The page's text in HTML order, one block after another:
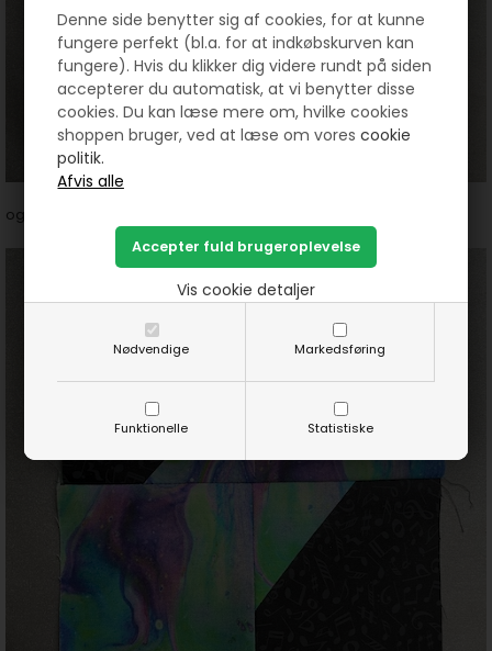
Denne side benytter sig af cookies, for at kunne
fungere perfekt (bl.a. for at indkøbskurven kan
fungere). Hvis du klikker dig videre rundt på siden
accepterer du automatisk, at vi benytter disse
cookies. Du kan læse mere om, hvilke cookies
shoppen bruger, ved at læse om vorescookie
politik.
Nødvendige Markedsføring
Funktionelle Statistiske
Vis cookie detaljer
og igen to og to så de danner en firkant.